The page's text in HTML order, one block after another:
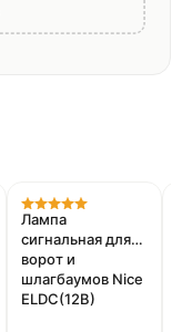
Лампа
сигнальная для
ворот и
шлагбаумов Nice
ELDC(12B)